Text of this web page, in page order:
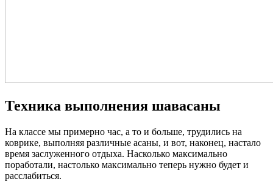
Техника выполнения шавасаны
На классе мы примерно час, а то и больше, трудились на
коврике, выполняя различные асаны, и вот, наконец, настало
время заслуженного отдыха. Насколько максимально
поработали, настолько максимально теперь нужно будет и
расслабиться.